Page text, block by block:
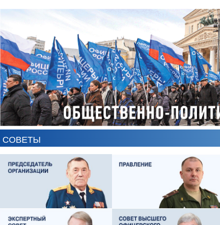
СОВЕТЫ